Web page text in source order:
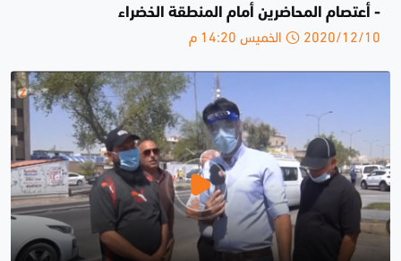
- أعتصام المحاضرين أمام المنطقة الخضراء
2020/12/10 الخميس 14:20 م